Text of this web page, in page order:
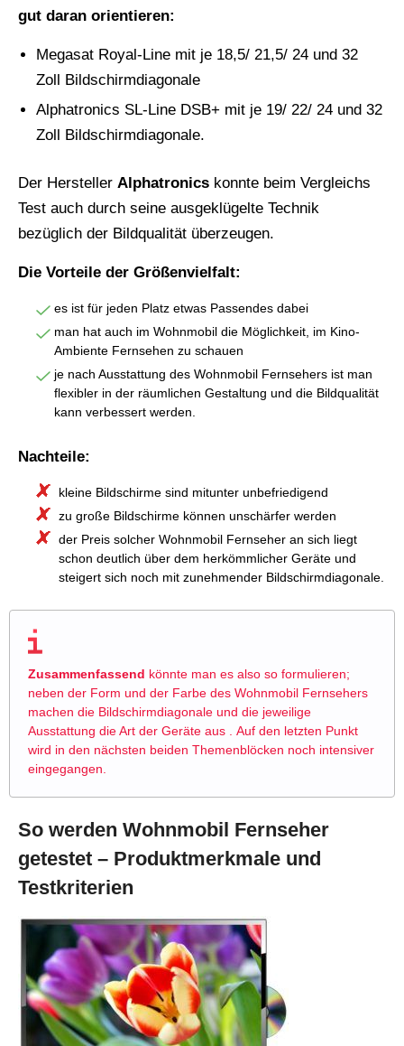
gut daran orientieren:
Megasat Royal-Line mit je 18,5/ 21,5/ 24 und 32
Zoll Bildschirmdiagonale
Alphatronics SL-Line DSB+ mit je 19/ 22/ 24 und 32
Zoll Bildschirmdiagonale.
Der Hersteller Alphatronics konnte beim Vergleichs
Test auch durch seine ausgeklügelte Technik
bezüglich der Bildqualität überzeugen.
Die Vorteile der Größenvielfalt:
es ist für jeden Platz etwas Passendes dabei
man hat auch im Wohnmobil die Möglichkeit, im Kino-
Ambiente Fernsehen zu schauen
je nach Ausstattung des Wohnmobil Fernsehers ist man
flexibler in der räumlichen Gestaltung und die Bildqualität
kann verbessert werden.
Nachteile:
kleine Bildschirme sind mitunter unbefriedigend
zu große Bildschirme können unschärfer werden
der Preis solcher Wohnmobil Fernseher an sich liegt
schon deutlich über dem herkömmlicher Geräte und
steigert sich noch mit zunehmender Bildschirmdiagonale.
Zusammenfassend könnte man es also so formulieren;
neben der Form und der Farbe des Wohnmobil Fernsehers
machen die Bildschirmdiagonale und die jeweilige
Ausstattung die Art der Geräte aus . Auf den letzten Punkt
wird in den nächsten beiden Themenblöcken noch intensiver
eingegangen.
So werden Wohnmobil Fernseher
getestet – Produktmerkmale und
Testkriterien